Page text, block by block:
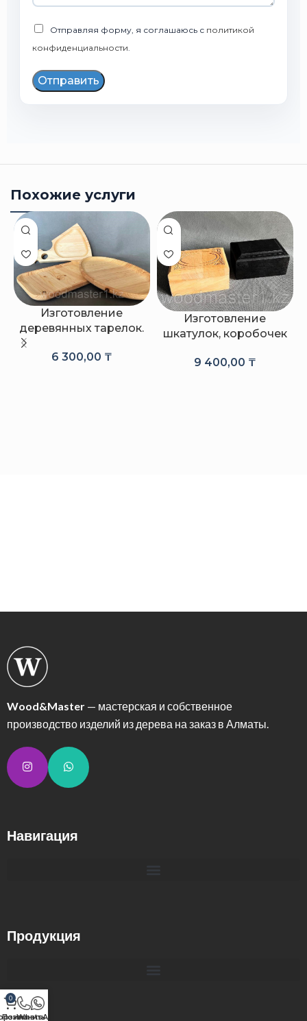
Отправляя форму, я соглашаюсь с политикой
конфиденциальности.
Отправить
Похожие услуги
Изготовление
деревянных тарелок.
6 300,00 ₸
Изготовление
шкатулок, коробочек
9 400,00 ₸
Wood&Master — мастерская и собственное
производство изделий из дерева на заказ в Алматы.
Навигация
Продукция
0
Позвонить
WhatsApp